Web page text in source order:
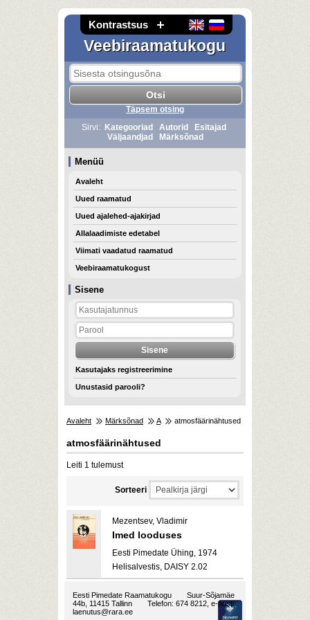
Kontrastsus
Veebiraamatukogu
Sisene
Kasutajaks registreerimine
Unustasid parooli?
Täpsem otsing
Sirvi:
Kategooriad Autorid
Esitajad
Väljaandjad
Märksõnad
Menüü
Avaleht
Uued raamatud
Uued ajalehed-ajakirjad
Allalaadimiste edetabel
Viimati vaadatud raamatud
Veebiraamatukogust
Avaleht Märksõnad A atmosfäärinähtused
atmosfäärinähtused
Leiti 1 tulemust
Sorteeri
Mezentsev, Vladimir
Imed looduses
Eesti Pimedate Ühing, 1974
Helisalvestis, DAISY 2.02
Eesti Pimedate Raamatukogu
Suur-Sõjamäe
44b, 11415 Tallinn
Telefon: 674 8212, e-post:
laenutus@rara.ee